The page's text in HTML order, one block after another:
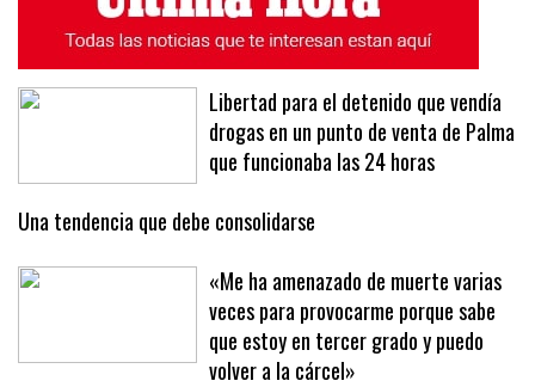
Libertad para el detenido que vendía
drogas en un punto de venta de Palma
que funcionaba las 24 horas
Una tendencia que debe consolidarse
«Me ha amenazado de muerte varias
veces para provocarme porque sabe
que estoy en tercer grado y puedo
volver a la cárcel»